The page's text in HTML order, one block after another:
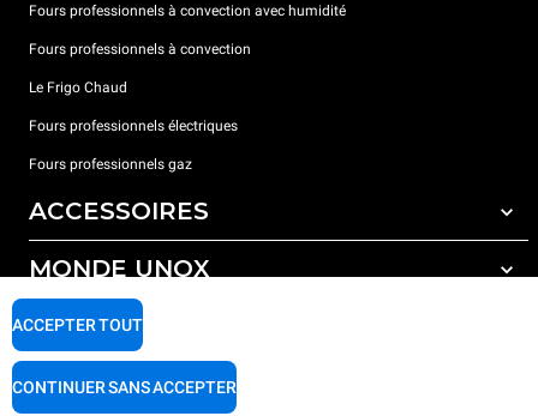
Fours professionnels à convection avec humidité
Fours professionnels à convection
Le Frigo Chaud
Fours professionnels électriques
Fours professionnels gaz
ACCESSOIRES
Tous les accessoires
Détergents pour lavage automatique
Détergents pour lavage manuel
Traitement de l'eau avec filtres à résine
MONDE UNOX
Nos bureaux dans le monde
SUPPORT
Garantie Unox
ACCEPTER TOUT
CONTINUER SANS ACCEPTER